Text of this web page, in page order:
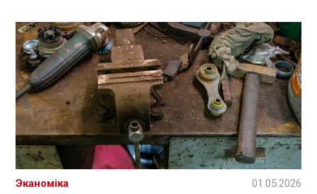
Эканоміка 01.05.2026